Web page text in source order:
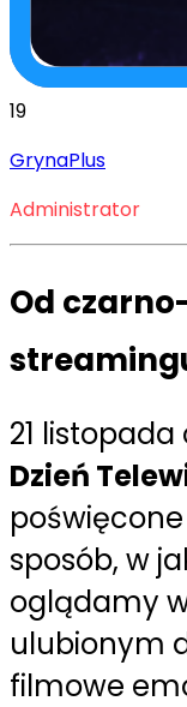
19
GrynaPlus
Administrator
Od
21
Dzień
sposób, w
oglądamy
ulubionym
filmowe